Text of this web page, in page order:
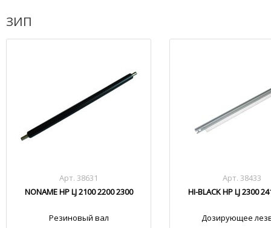
ЗИП
Арт. 38631
NONAME HP LJ 2100 2200 2300
Резиновый вал
Арт. 38433
HI-BLACK HP LJ 2300
Дозирующее